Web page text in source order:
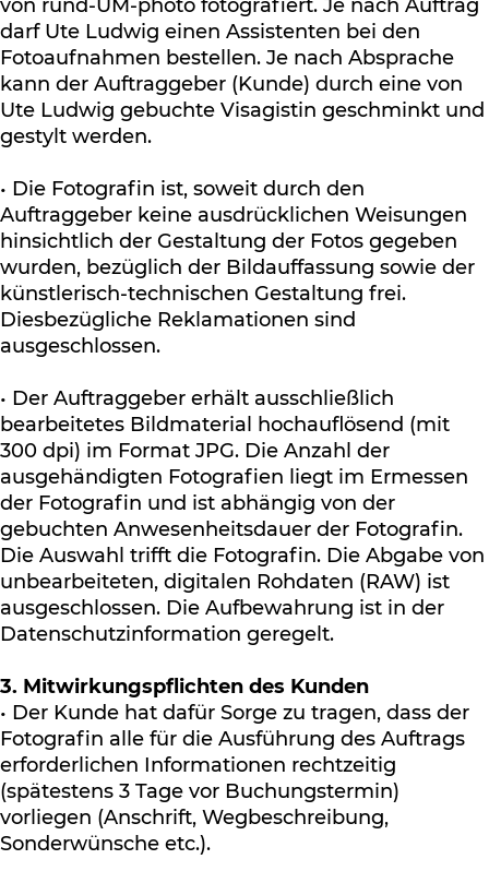
von rund-UM-photo fotografiert. Je nach Auftrag
darf Ute Ludwig einen Assistenten bei den
Fotoaufnahmen bestellen. Je nach Absprache
kann der Auftraggeber (Kunde) durch eine von
Ute Ludwig gebuchte Visagistin geschminkt und
gestylt werden.
• Die Fotografin ist, soweit durch den
Auftraggeber keine ausdrücklichen Weisungen
hinsichtlich der Gestaltung der Fotos gegeben
wurden, bezüglich der Bildauffassung sowie der
künstlerisch-technischen Gestaltung frei.
Diesbezügliche Reklamationen sind
ausgeschlossen.
• Der Auftraggeber erhält ausschließlich
bearbeitetes Bildmaterial hochauflösend (mit
300 dpi) im Format JPG. Die Anzahl der
ausgehändigten Fotografien liegt im Ermessen
der Fotografin und ist abhängig von der
gebuchten Anwesenheitsdauer der Fotografin.
Die Auswahl trifft die Fotografin. Die Abgabe von
unbearbeiteten, digitalen Rohdaten (RAW) ist
ausgeschlossen. Die Aufbewahrung ist in der
Datenschutzinformation geregelt.
3. Mitwirkungspflichten des Kunden
• Der Kunde hat dafür Sorge zu tragen, dass der
Fotografin alle für die Ausführung des Auftrags
erforderlichen Informationen rechtzeitig
(spätestens 3 Tage vor Buchungstermin)
vorliegen (Anschrift, Wegbeschreibung,
Sonderwünsche etc.).